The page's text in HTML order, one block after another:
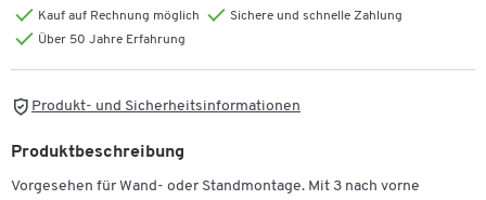
Kauf auf Rechnung möglich
Sichere und schnelle Zahlung
Über 50 Jahre Erfahrung
Produkt- und Sicherheitsinformationen
Produktbeschreibung
Vorgesehen für Wand- oder Standmontage. Mit 3 nach vorne